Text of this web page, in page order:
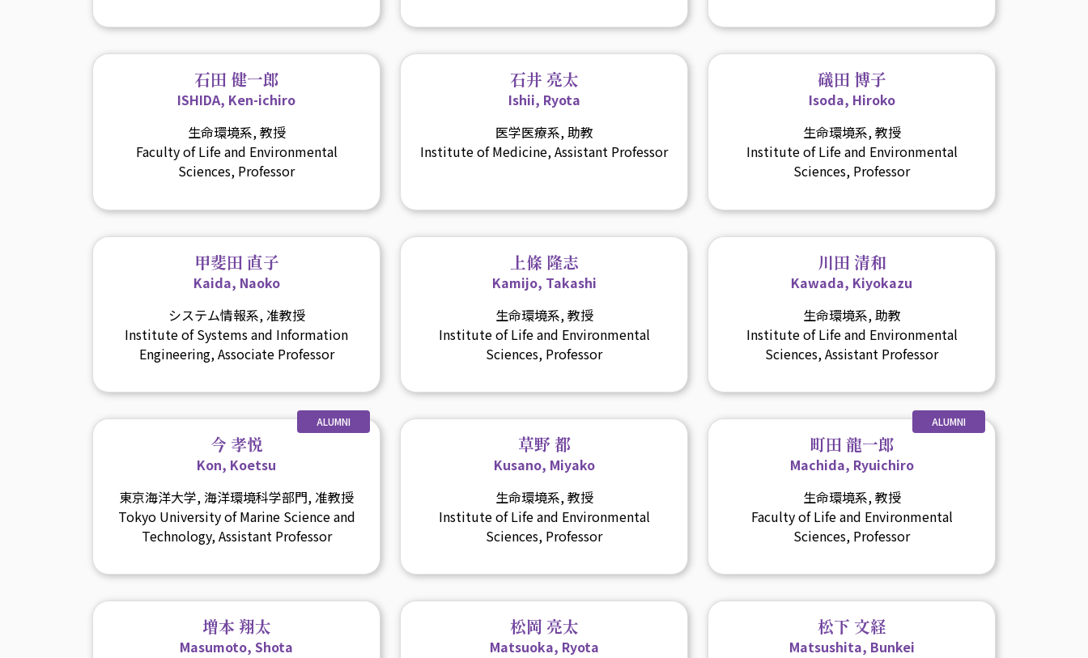
石田 健一郎
ISHIDA, Ken-ichiro
生命環境系, 教授
Faculty of Life and Environmental
Sciences, Professor
石井 亮太
Ishii, Ryota
医学医療系, 助教
Institute of Medicine, Assistant Professor
礒田 博子
Isoda, Hiroko
生命環境系, 教授
Institute of Life and Environmental
Sciences, Professor
甲斐田 直子
Kaida, Naoko
システム情報系, 准教授
Institute of Systems and Information
Engineering, Associate Professor
上條 隆志
Kamijo, Takashi
生命環境系, 教授
Institute of Life and Environmental
Sciences, Professor
川田 清和
Kawada, Kiyokazu
生命環境系, 助教
Institute of Life and Environmental
Sciences, Assistant Professor
ALUMNI
今 孝悦
Kon, Koetsu
東京海洋大学, 海洋環境科学部門, 准教授
Tokyo University of Marine Science and
Technology, Assistant Professor
草野 都
Kusano, Miyako
生命環境系, 教授
Institute of Life and Environmental
Sciences, Professor
ALUMNI
町田 龍一郎
Machida, Ryuichiro
生命環境系, 教授
Faculty of Life and Environmental
Sciences, Professor
増本 翔太
Masumoto, Shota
松岡 亮太
Matsuoka, Ryota
松下 文経
Matsushita, Bunkei